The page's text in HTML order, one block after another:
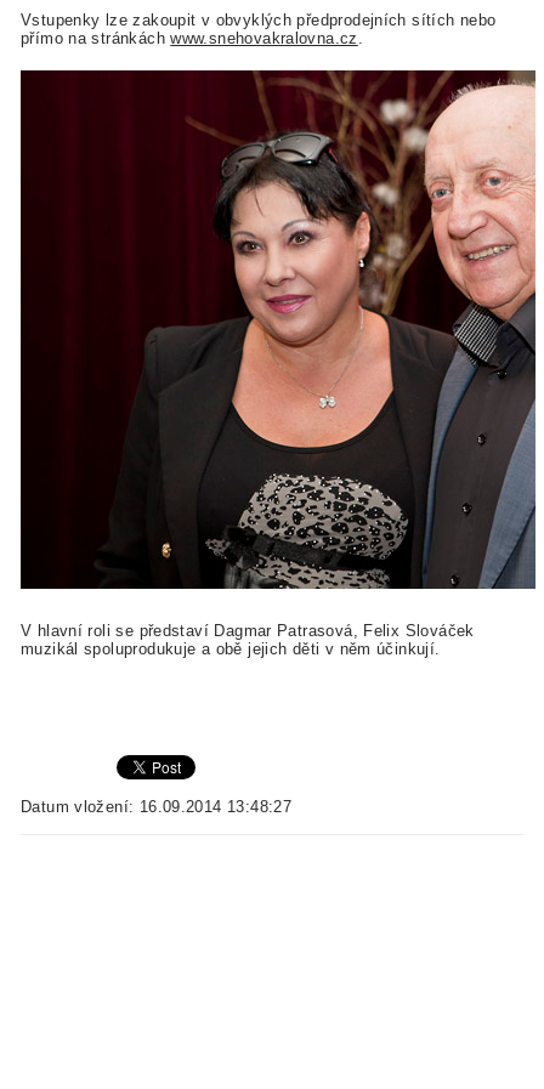
Vstupenky lze zakoupit v obvyklých předprodejních sítích nebo
přímo na stránkáchwww.snehovakralovna.cz
V hlavní roli se představí Dagmar Patrasová, Felix Slováček
muzikál spoluprodukuje a obě jejich děti v něm účinkují.
Datum vložení: 16.09.2014 13:48:27